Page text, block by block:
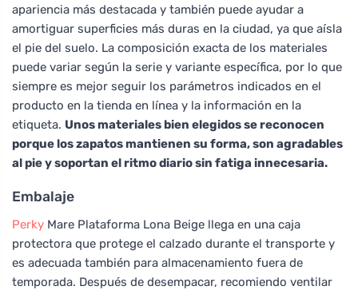
apariencia más destacada y también puede ayudar a
amortiguar superficies más duras en la ciudad, ya que aísla
el pie del suelo. La composición exacta de los materiales
puede variar según la serie y variante específica, por lo que
siempre es mejor seguir los parámetros indicados en el
producto en la tienda en línea y la información en la
etiqueta. Unos materiales bien elegidos se reconocen
porque los zapatos mantienen su forma, son agradables
al pie y soportan el ritmo diario sin fatiga innecesaria.
Embalaje
Perky Mare Plataforma Lona Beige llega en una caja
protectora que protege el calzado durante el transporte y
es adecuada también para almacenamiento fuera de
temporada. Después de desempacar, recomiendo ventilar